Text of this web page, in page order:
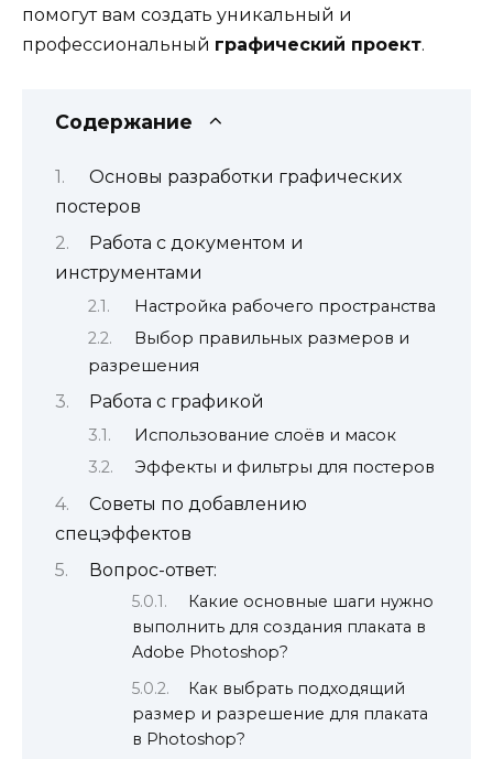
помогут вам создать уникальный и
профессиональный графический проект.
Содержание
Основы разработки графических
постеров
Работа с документом и
инструментами
Настройка рабочего пространства
Выбор правильных размеров и
разрешения
Работа с графикой
Использование слоёв и масок
Эффекты и фильтры для постеров
Советы по добавлению
спецэффектов
Вопрос-ответ:
Какие основные шаги нужно
выполнить для создания плаката в
Adobe Photoshop?
Как выбрать подходящий
размер и разрешение для плаката
в Photoshop?